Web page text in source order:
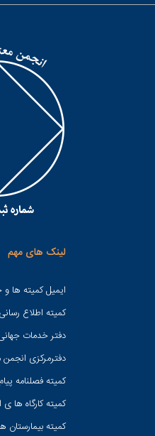
لینک های مهم
ایمیل کمیته ها و
کميته اطلاع
دفتر خدمات
دفترمرکزی انجمن
کمیته فصلنامه
کمیته کارگاه ها
کمیته بیمارستان